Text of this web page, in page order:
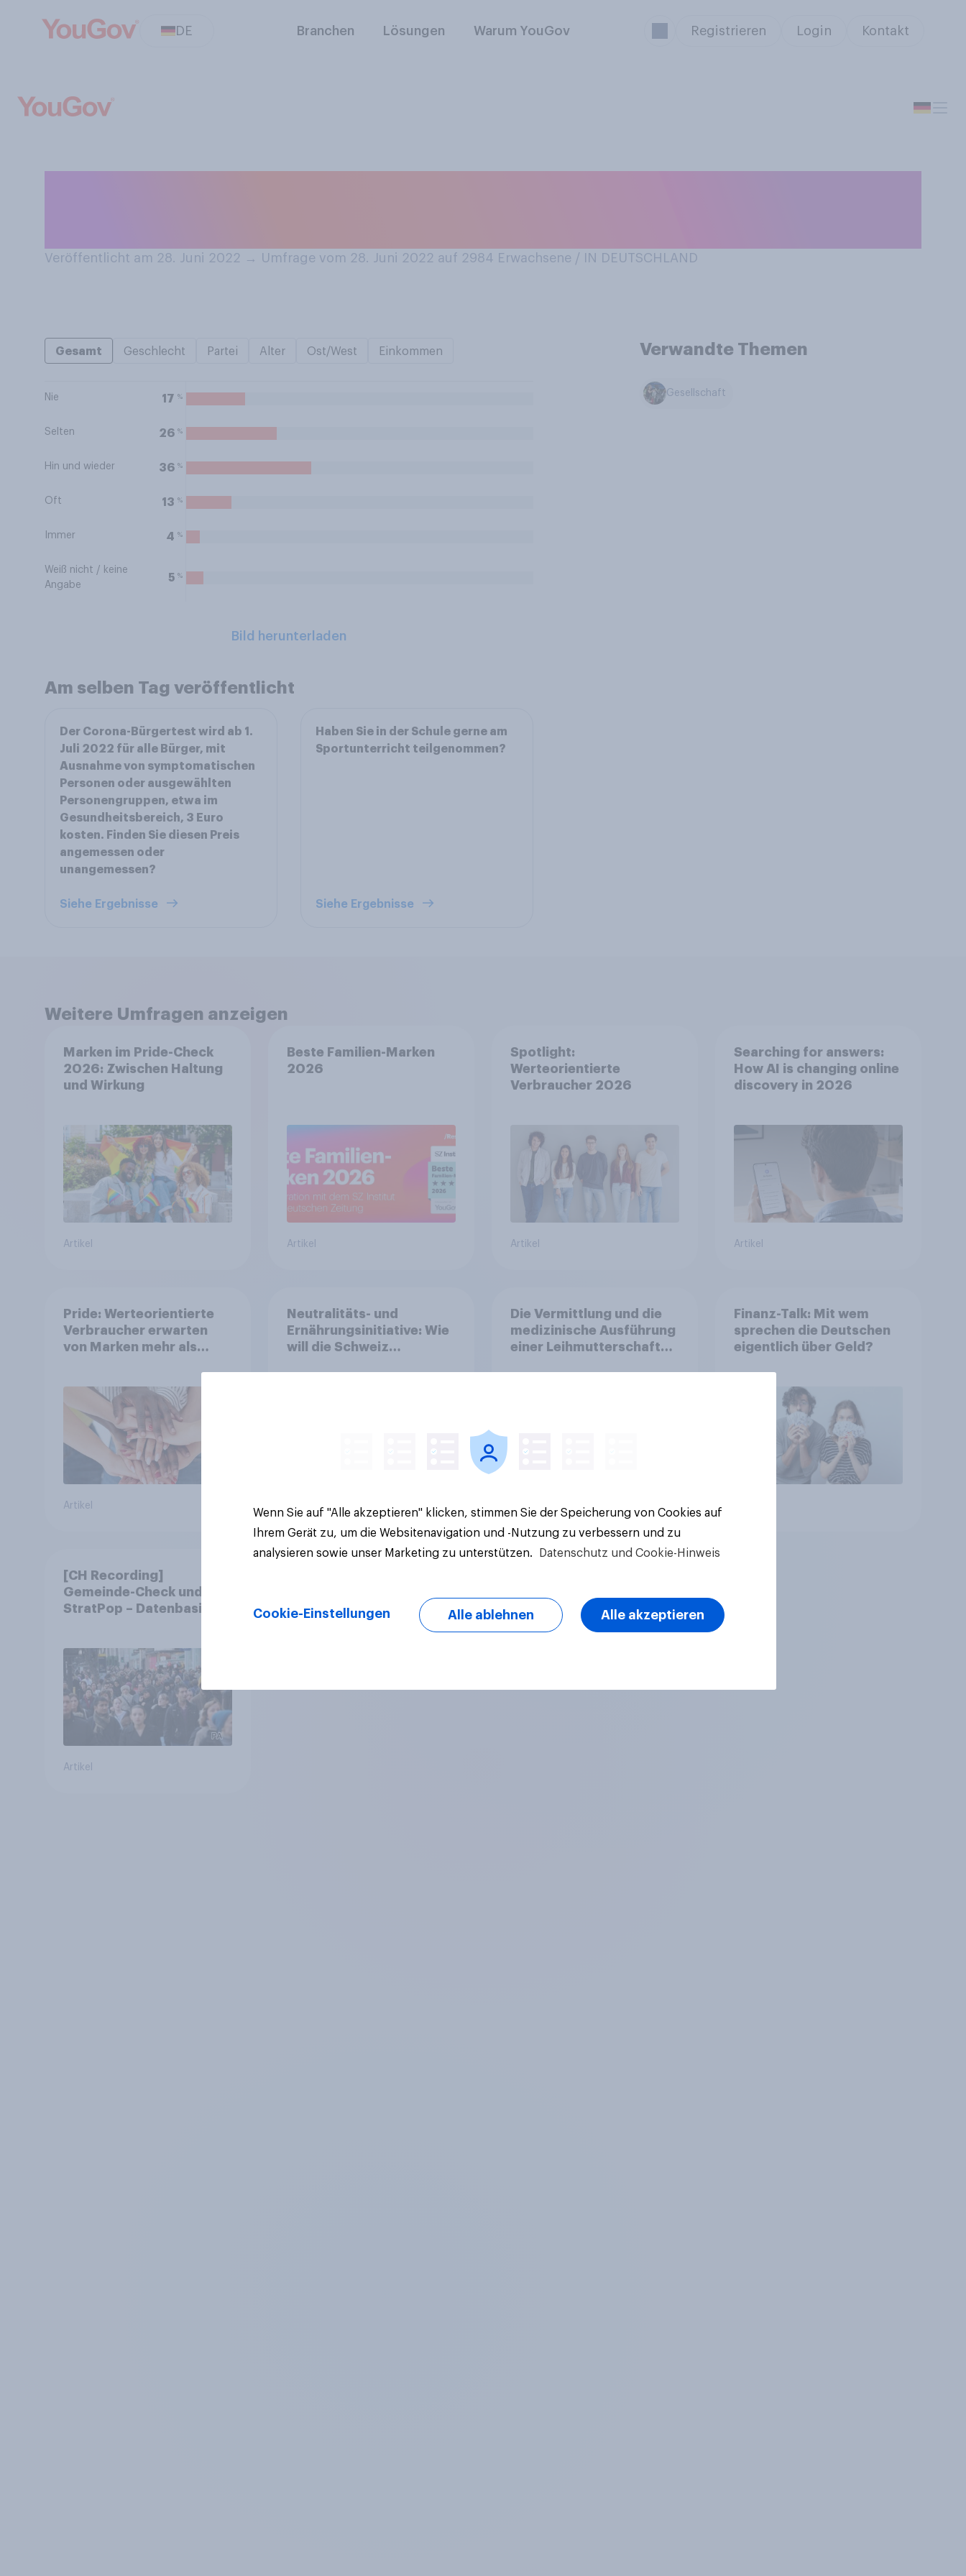
DE Branchen Lösungen Warum YouGov Registrieren Login Kontakt
Veröffentlicht am 28. Juni 2022 → Umfrage vom 28. Juni 2022 auf 2984 Erwachsene / IN DEUTSCHLAND
Gesamt Geschlecht Partei Alter Ost/West Einkommen
Nie 17 %
Selten 26 %
Hin und wieder 36 %
Oft 13 %
Immer 4 %
Weiß nicht / keine
Angabe
5 %
Bild herunterladen
Verwandte Themen
Gesellschaft
Am selben Tag veröffentlicht
Der Corona-Bürgertest wird ab 1.
Juli 2022 für alle Bürger, mit
Ausnahme von symptomatischen
Personen oder ausgewählten
Personengruppen, etwa im
Gesundheitsbereich, 3 Euro
kosten. Finden Sie diesen Preis
angemessen oder
unangemessen?
Siehe Ergebnisse
Haben Sie in der Schule gerne am
Sportunterricht teilgenommen?
Siehe Ergebnisse
Weitere Umfragen anzeigen
Marken im Pride-Check
2026: Zwischen Haltung
und Wirkung
Artikel
Beste Familien-Marken
2026
Artikel
Spotlight:
Werteorientierte
Verbraucher 2026
Artikel
Searching for answers:
How AI is changing online
discovery in 2026
Artikel
Pride: Werteorientierte
Verbraucher erwarten
von Marken mehr als
Artikel
Neutralitäts- und
Ernährungsinitiative: Wie
will die Schweiz
Artikel
Die Vermittlung und die
medizinische Ausführung
einer Leihmutterschaft
Aktuelle Ergebnisse
Finanz-Talk: Mit wem
sprechen die Deutschen
eigentlich über Geld?
[CH Recording]
Gemeinde-Check und
StratPop – Datenbasierte
Artikel
Wenn Sie auf "Alle akzeptieren" klicken, stimmen Sie der Speicherung von Cookies auf
Ihrem Gerät zu, um die Websitenavigation und -Nutzung zu verbessern und zu
analysieren sowie unser Marketing zu unterstützen.
Datenschutz und Cookie-Hinweis
Cookie-Einstellungen Alle ablehnen Alle akzeptieren